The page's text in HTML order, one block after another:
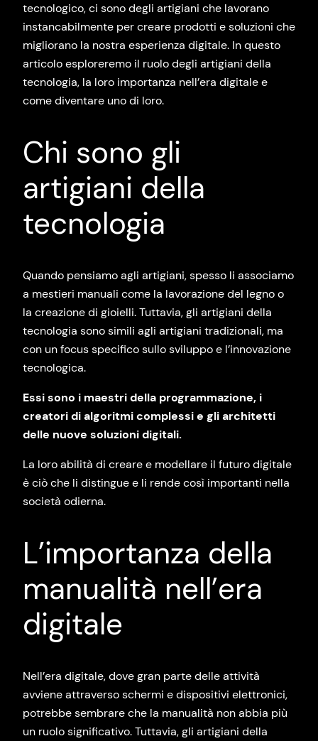
tecnologico, ci sono degli artigiani che lavorano
instancabilmente per creare prodotti e soluzioni che
migliorano la nostra esperienza digitale. In questo
articolo esploreremo il ruolo degli artigiani della
tecnologia, la loro importanza nell’era digitale e
come diventare uno di loro.
Chi sono gli
artigiani della
tecnologia
Quando pensiamo agli artigiani, spesso li associamo
a mestieri manuali come la lavorazione del legno o
la creazione di gioielli. Tuttavia, gli artigiani della
tecnologia sono simili agli artigiani tradizionali, ma
con un focus specifico sullo sviluppo e l’innovazione
tecnologica.
Essi sono i maestri della programmazione, i
creatori di algoritmi complessi e gli architetti
delle nuove soluzioni digitali.
La loro abilità di creare e modellare il futuro digitale
è ciò che li distingue e li rende così importanti nella
società odierna.
L’importanza della
manualità nell’era
digitale
Nell’era digitale, dove gran parte delle attività
avviene attraverso schermi e dispositivi elettronici,
potrebbe sembrare che la manualità non abbia più
un ruolo significativo. Tuttavia, gli artigiani della